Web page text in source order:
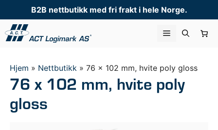
til
innhold
B2B nettbutikk med fri frakt i hele Norge.
Meny
Hjem » Nettbutikk » 76 x 102 mm, hvite poly gloss
76 x 102 mm, hvite poly
gloss